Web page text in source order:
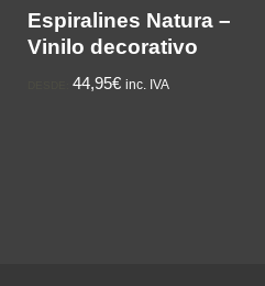
Espiralines Natura –
Vinilo decorativo
44,95€ inc. IVA